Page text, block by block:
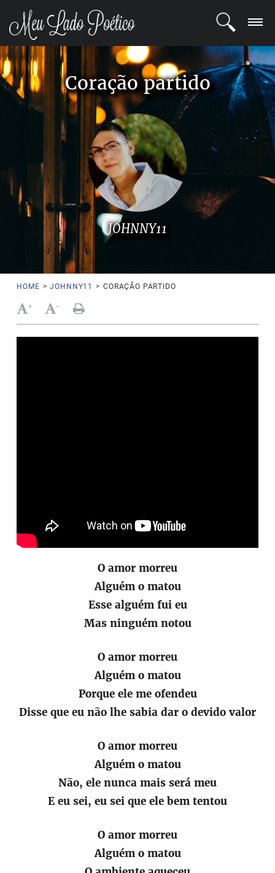
LOGIN
REGISTRO
COMUNIDADE
Coração partido
JOHNNY11
HOME > JOHNNY11 > CORAÇÃO PARTIDO
+ -
O amor morreu
Alguém o matou
Esse alguém fui eu
Mas ninguém notou
O amor morreu
Alguém o matou
Porque ele me ofendeu
Disse que eu não lhe sabia dar o devido valor
O amor morreu
Alguém o matou
Não, ele nunca mais será meu
E eu sei, eu sei que ele bem tentou
O amor morreu
Alguém o matou